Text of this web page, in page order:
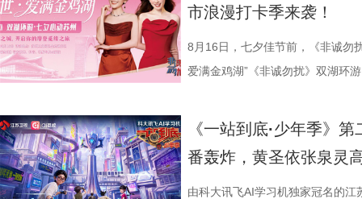
份有限公司、中共南通市委宣传
衔主演（按姓氏笔画排序），打
的人生历程，引领观众在百年时光
正剧框架 讲述一位“状元”的
后就要挨打的现实，他毅然放弃
业、兴教育、兴城市推动南通成为
市浪漫打卡季来袭！
8月16日，七夕佳节前，《非诚勿
爱满金鸡湖”《非诚勿扰》双湖环
《非诚勿扰》节目组联合苏州工
珏、孙嬿婉将携手《非诚勿扰》
组成“打卡团”阵容，带领多组情
《一站到底·少年季》
番轰炸，黄圣依张泉灵
由科大讯飞AI学习机独家冠名的江